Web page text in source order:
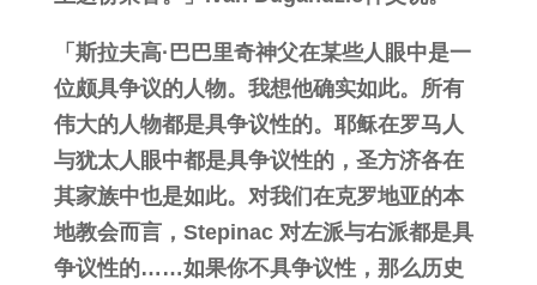
「斯拉夫高·巴巴里奇神父在某些人眼中是一
位颇具争议的人物。我想他确实如此。所有
伟大的人物都是具争议性的。耶稣在罗马人
与犹太人眼中都是具争议性的，圣方济各在
其家族中也是如此。对我们在克罗地亚的本
地教会而言，Stepinac 对左派与右派都是具
争议性的……如果你不具争议性，那么历史